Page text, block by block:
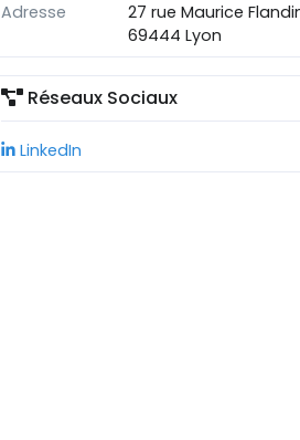
Adresse
27 rue Maurice
69444 Lyon
Réseaux Sociaux
LinkedIn